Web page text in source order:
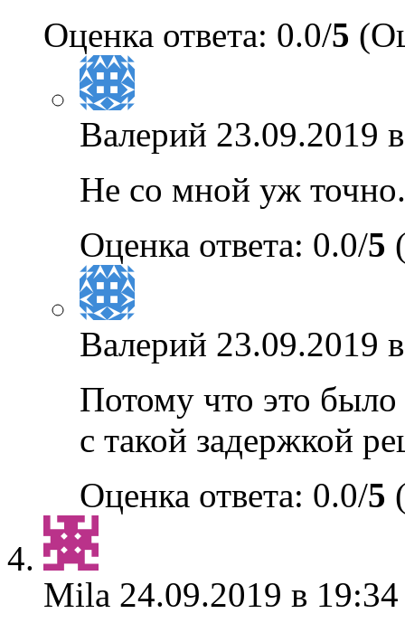
Оценка ответа: 0.0/5
Валерий 23.09.2019
Не со мной уж точно.
Оценка ответа: 0.0/5
Валерий 23.09.2019
Потому что это
с такой задержкой
Оценка ответа: 0.0/5
Mila 24.09.2019 в